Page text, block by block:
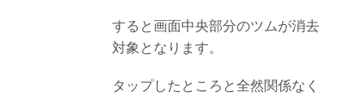
すると画面中央部分のツムが消去
対象となります。
タップしたところと全然関係なく